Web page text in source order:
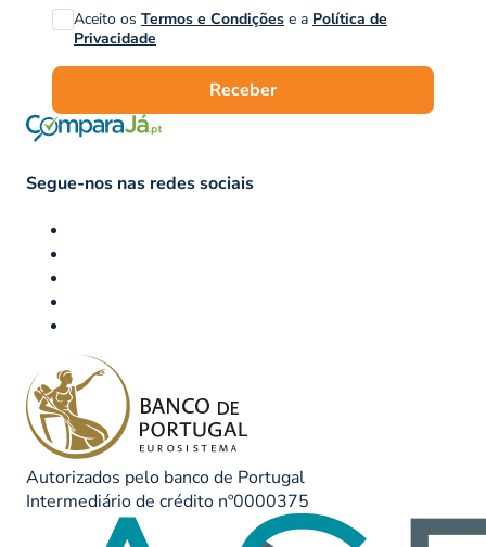
Aceito os Termos e Condições e a Política de
Privacidade
Receber
Segue-nos nas redes sociais
Autorizados pelo banco de Portugal
Intermediário de crédito nº0000375